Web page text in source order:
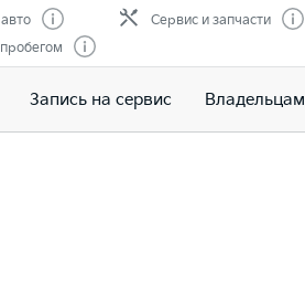
Сервис и запчасти
Запись на сервис Владельцам